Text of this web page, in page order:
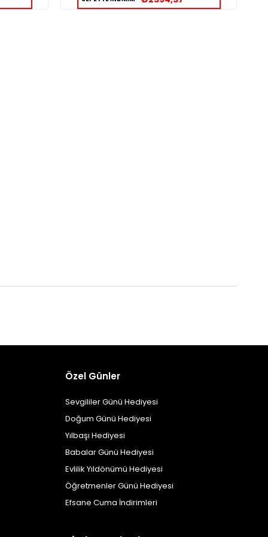
Özel Günler
Sevgililer Günü Hediyesi
Doğum Günü Hediyesi
Yılbaşı Hediyesi
Babalar Günü Hediyesi
Evlilik Yıldönümü Hediyesi
Öğretmenler Günü Hediyesi
Efsane Cuma İndirimleri